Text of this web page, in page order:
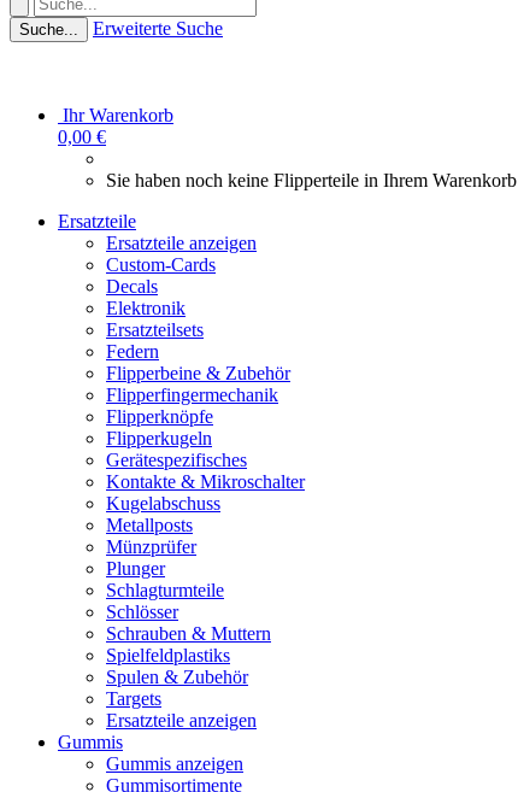
Suche... Erweiterte Suche
Ihr Warenkorb
0,00 €
Sie haben noch keine Flipperteile in Ihrem Warenkorb
Ersatzteile
Ersatzteile anzeigen
Custom-Cards
Decals
Elektronik
Ersatzteilsets
Federn
Flipperbeine & Zubehör
Flipperfingermechanik
Flipperknöpfe
Flipperkugeln
Gerätespezifisches
Kontakte & Mikroschalter
Kugelabschuss
Metallposts
Münzprüfer
Plunger
Schlagturmteile
Schlösser
Schrauben & Muttern
Spielfeldplastiks
Spulen & Zubehör
Targets
Ersatzteile anzeigen
Gummis
Gummis anzeigen
Gummisortimente